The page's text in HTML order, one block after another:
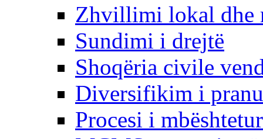
Zhvillimi lokal dhe
Sundimi i drejtë
Shoqëria civile
Diversifikim i
Procesi i